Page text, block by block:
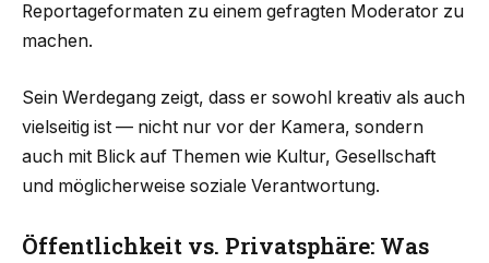
Reportageformaten zu einem gefragten Moderator zu
machen.
Sein Werdegang zeigt, dass er sowohl kreativ als auch
vielseitig ist — nicht nur vor der Kamera, sondern
auch mit Blick auf Themen wie Kultur, Gesellschaft
und möglicherweise soziale Verantwortung.
Öffentlichkeit vs. Privatsphäre: Was